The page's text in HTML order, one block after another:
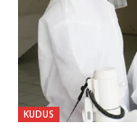
KUDUS